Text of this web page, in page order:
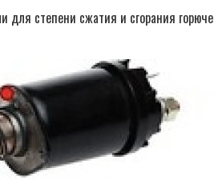
степени сжатия и сгорания